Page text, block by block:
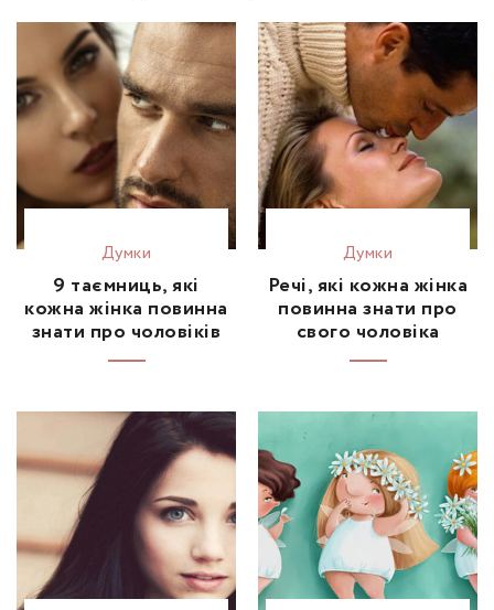
Думки
9 таємниць, які
кожна жінка повинна
знати про чоловіків
Думки
Речі, які кожна жінка
повинна знати про
свого чоловіка